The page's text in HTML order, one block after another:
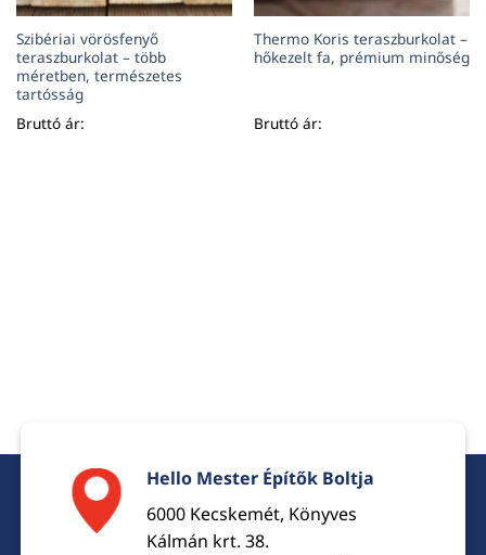
Szibériai vörösfenyő
teraszburkolat – több
méretben, természetes
tartósság
Bruttó ár:
Thermo Koris teraszburkolat –
hőkezelt fa, prémium minőség
Bruttó ár:
Hello Mester Építők Boltja
6000 Kecskemét, Könyves
Kálmán krt. 38.